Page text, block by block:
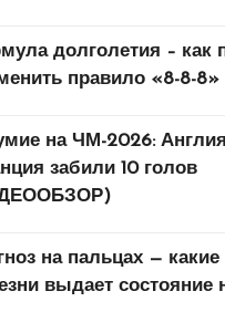
долголетия – как
правило «8-8-8»
на ЧМ-2026:
забили 10 голов
на пальцах —
выдает состояние